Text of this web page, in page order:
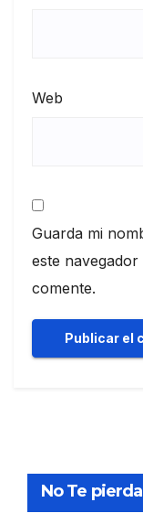
Web
Guarda mi
este
comente.
No Te